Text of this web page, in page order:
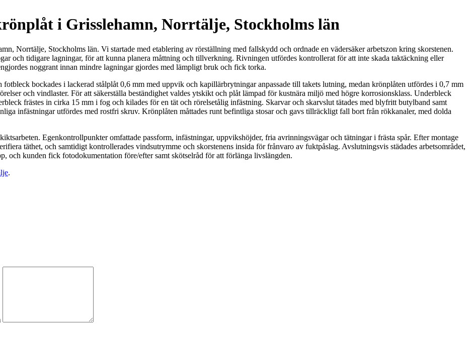
i Grisslehamn, Norrtälje, Stockholms län
Norrtälje, Stockholms län. Vi startade med etablering av rörställning med fallskydd och ordnade en vädersäker arbetszon kring skorstenen.
och tidigare lagningar, för att kunna planera måttning och tillverkning. Rivningen utfördes kontrollerat för att inte skada taktäckning eller
noggrant innan mindre lagningar gjordes med lämpligt bruk och fick torka.
bockades i lackerad stålplåt 0,6 mm med uppvik och kapillärbrytningar anpassade till takets lutning, medan krönplåten utfördes i 0,7 mm
och vindlaster. För att säkerställa beständighet valdes ytskikt och plåt lämpad för kustnära miljö med högre korrosionsklass. Underbleck
frästes in cirka 15 mm i fog och kilades för en tät och rörelsetålig infästning. Skarvar och skarvslut tätades med blyfritt butylband samt
infästningar utfördes med rostfri skruv. Krönplåten måttades runt befintliga stosar och gavs tillräckligt fall bort från rökkanaler, med dolda
Egenkontrollpunkter omfattade passform, infästningar, uppvikshöjder, fria avrinningsvägar och tätningar i frästa spår. Efter montage
täthet, och samtidigt kontrollerades vindsutrymme och skorstenens insida för frånvaro av fuktpåslag. Avslutningsvis städades arbetsområdet,
och kunden fick fotodokumentation före/efter samt skötselråd för att förlänga livslängden.
.